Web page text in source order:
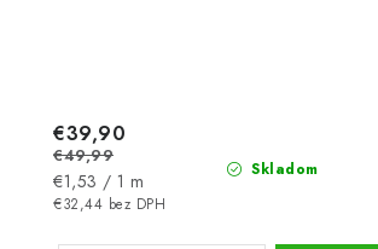
Skladom
€32,44 bez DPH
€39,90
€49,99
Jednotková
cena:
€1,53 / 1 m